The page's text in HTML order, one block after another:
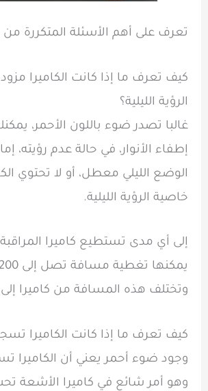
تعرف على أهم الأسئلة المتكررة من
كيف تعرف ما إذا كانت الكاميرا
الرؤية الليلية؟
غالبا تصدر ضوء باللون الأحمر،
إطفاء الأنوار، في حالة عدم رؤيته،
الوضع الليلي معطل، أو لا تحتوي
خاصية الرؤية الليلية.
إلى أي مدى تستطيع كاميرا المراقبة
وتختلف هذه المسافة من كاميرا إلى
كيف تعرف ما إذا كانت الكاميرا
وجود ضوء أحمر يعني أن الكاميرا
وهو أمر شائع في كاميرا الأشعة